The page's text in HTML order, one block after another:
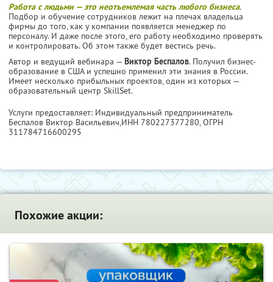
Работа с людьми — это неотъемлемая часть любого бизнеса.
Подбор и обучение сотрудников лежит на плечах владельца
фирмы до того, как у компании появляется менеджер по
персоналу. И даже после этого, его работу необходимо проверять
и контролировать. Об этом также будет вестись речь.
Автор и ведущий вебинара — Виктор Беспалов. Получил бизнес-
образование в США и успешно применил эти знания в России.
Имеет несколько прибыльных проектов, один из которых —
образовательный центр SkillSet.
Услуги предоставляет: Индивидуальный предприниматель
Беспалов Виктор Васильевич,ИНН 780227377280, ОГРН
311784716600295
Похожие акции: